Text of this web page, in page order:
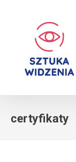
certyfikaty